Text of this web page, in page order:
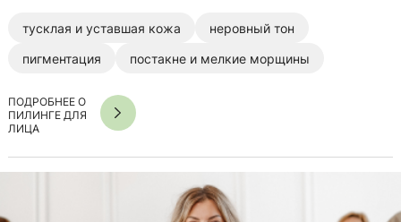
тусклая и уставшая кожа
неровный тон
пигментация
постакне и мелкие морщины
ПОДРОБНЕЕ О
ПИЛИНГЕ ДЛЯ
ЛИЦА